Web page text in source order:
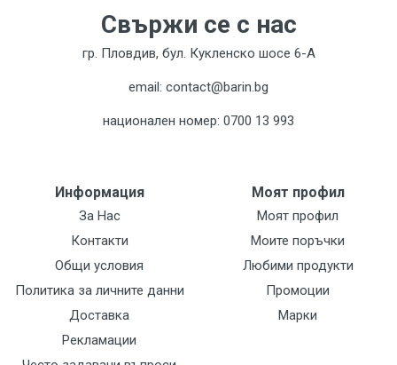
Свържи се с нас
гр. Пловдив, бул. Кукленско шосе 6-А
email: contact@barin.bg
национален номер: 0700 13 993
Информация
За Нас
Контакти
Общи условия
Политика за личните данни
Доставка
Рекламации
Моят профил
Моят профил
Моите поръчки
Любими продукти
Промоции
Марки